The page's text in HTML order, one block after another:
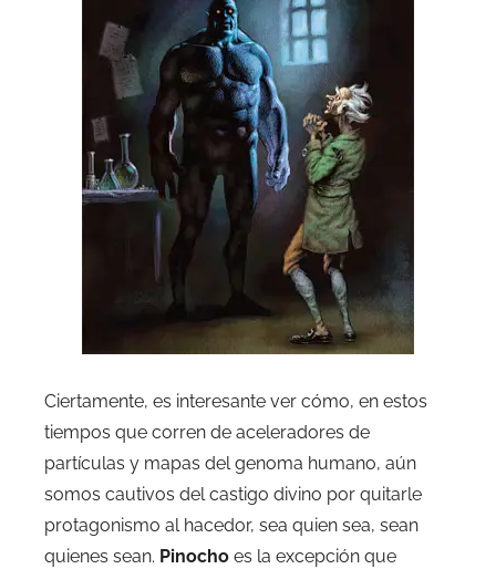
Ciertamente, es interesante ver cómo, en estos
tiempos que corren de aceleradores de
partículas y mapas del genoma humano, aún
somos cautivos del castigo divino por quitarle
protagonismo al hacedor, sea quien sea, sean
quienes sean. Pinocho es la excepción que